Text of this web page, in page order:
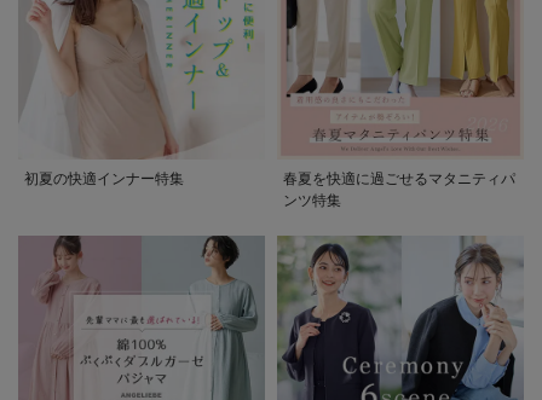
初夏の快適インナー特集
春夏を快適に過ごせるマタニティパ
ンツ特集